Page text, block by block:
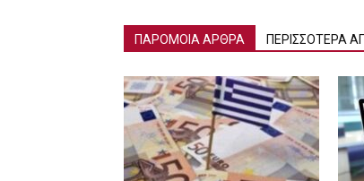
ΠΑΡΟΜΟΙΑ ΑΡΘΡΑ ΠΕΡΙΣΣΟΤΕΡΑ